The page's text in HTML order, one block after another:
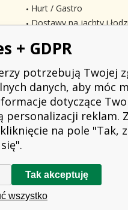
Hurt / Gastro
Dostawy na jachty i
Jednocześnie jest
+ GDPR
potrzebują Twojej
danych, aby móc
dotyczące
personalizacji reklam.
na pole "Tak,
się".
wszystko
Tak akceptuję